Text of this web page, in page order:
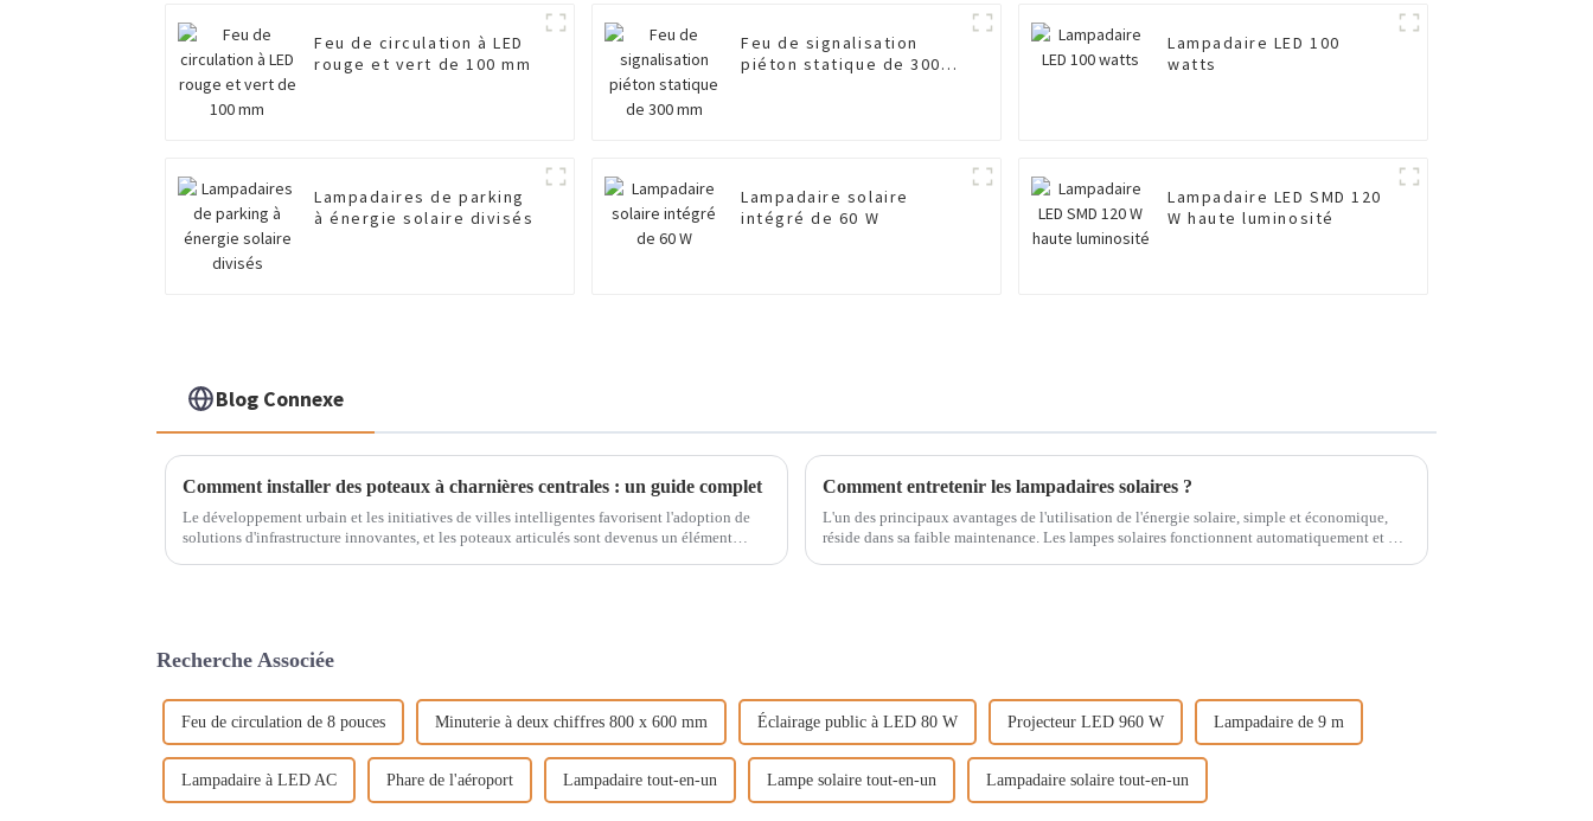
Feu de circulation à LED
rouge et vert de 100 mm
Feu de signalisation
piéton statique de 300
Lampadaire LED 100
watts
Lampadaires de parking
à énergie solaire divisés
Lampadaire solaire
intégré de 60 W
Lampadaire LED SMD 120
W haute luminosité
Blog Connexe
Comment installer des poteaux à charnières centrales : un guide complet
Le développement urbain et les initiatives de villes intelligentes favorisent l'adoption de
solutions d'infrastructure innovantes, et les poteaux articulés sont devenus un élément
Comment entretenir les lampadaires solaires ?
L'un des principaux avantages de l'utilisation de l'énergie solaire, simple et économique,
réside dans sa faible maintenance. Les lampes solaires fonctionnent automatiquement et ne
Recherche Associée
Feu de circulation de 8 pouces Minuterie à deux chiffres 800 x 600 mm Éclairage public à LED 80 W Projecteur LED 960 W Lampadaire de 9 m
Lampadaire à LED AC Phare de l'aéroport Lampadaire tout-en-un Lampe solaire tout-en-un Lampadaire solaire tout-en-un